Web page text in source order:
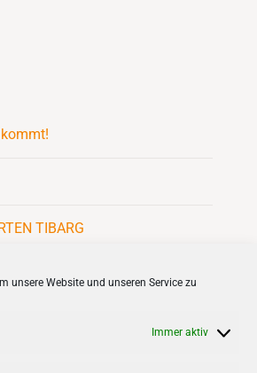
unsere Website und unseren Service zu
Immer aktiv
TIBARG